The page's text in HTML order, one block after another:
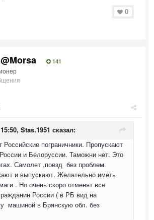
0
141
Stas.1951 сказал:
Российские пограничники. Пропускают
и Белоруссии. Таможни нет. Это
Самолет ,поезд без проблем.
и выпускают. Желательно иметь
. Но очень скоро отменят все
России ( в РБ вид на
машиной в Брянскую обл. без